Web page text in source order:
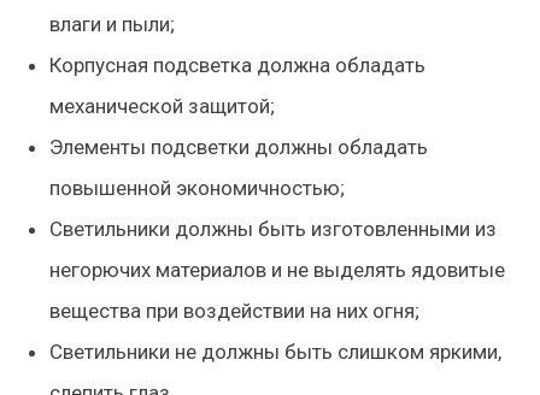
влаги и пыли;
Корпусная подсветка должна обладать
механической защитой;
Элементы подсветки должны обладать
повышенной экономичностью;
Светильники должны быть изготовленными из
негорючих материалов и не выделять ядовитые
вещества при воздействии на них огня;
Светильники не должны быть слишком яркими,